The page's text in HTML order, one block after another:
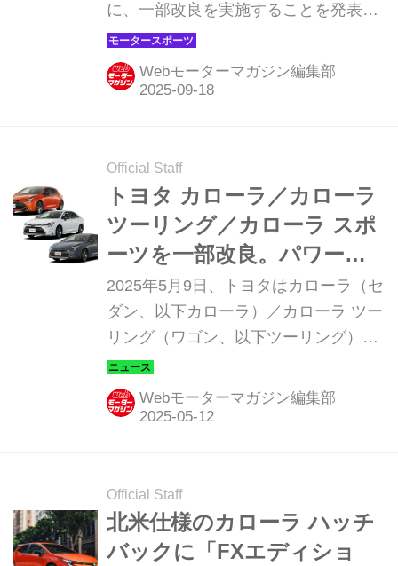
に、一部改良を実施することを発表し
た。街中からサーキットまで、このク
ルマはドライバーとの一体感を高める
ために進化している。同時に供給体制
ドプログラムなど、より多くのユーザ
ーがその進化を体験できるようになる
ことが期待できそうだ。
Webモーターマガジン編集部
Official Staff
トヨタ カローラ／カローラ
ツーリング／カローラ スポ
ーツを一部改良。パワート
レーンはハイブリッドのみ
に！
2025年5月9日、トヨタはカローラ（セ
ダン、以下カローラ）／カローラ ツー
リング（ワゴン、以下ツーリング）／
カローラ スポーツ（ハッチバック、以
下スポーツ）を一部改良し、カローラ
とツーリングは同年5月19日より、ス
Webモーターマガジン編集部
Official Staff
北米仕様のカローラ ハッチ
バックに「FXエディショ